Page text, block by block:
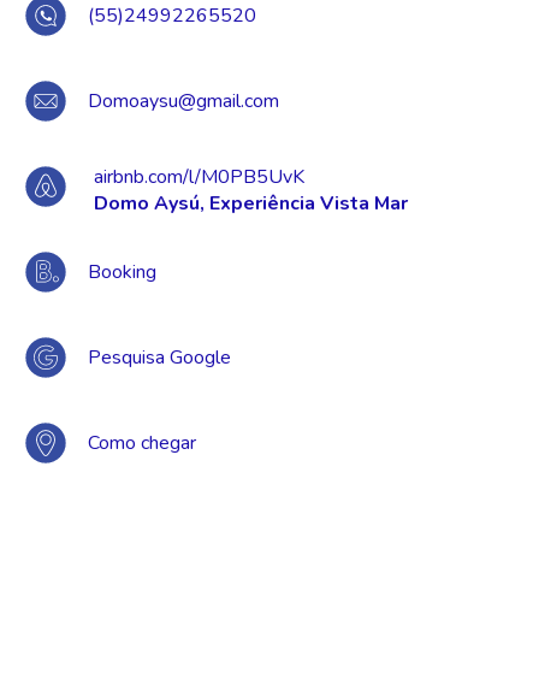
(55)24992265520
Domoaysu@gmail.com
airbnb.com/l/M0PB5UvK
Domo Aysú, Experiência Vista Mar
Booking
Pesquisa Google
Como chegar